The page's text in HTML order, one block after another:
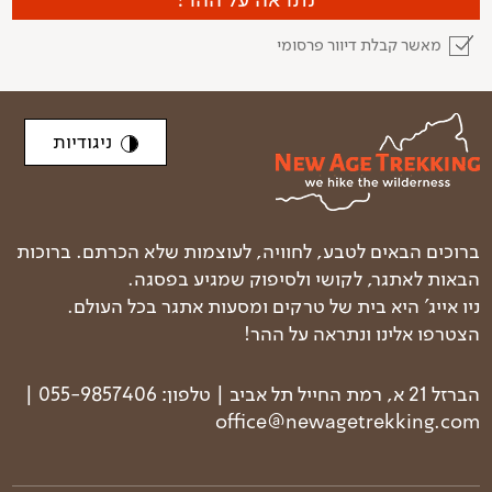
אין כיסוי ביטוחי לרכוש פרטי, רכבים ותאונות דרכים, מצב
רפואי קודם לטיול. הביטוח חל על המדריך (ולא על
המטייל) בגין תביעות נגדו. זאת בתנאי שהמטייל מילא את
טופס הרישום, הגיע ביום הטיול עם הציוד הנדרש ובמצב
רפואי תקין והתנהל בצורה סבירה במהלך הטיול.
מדיניות ביטולים
אשראי של המקדמה (2%).
מ-70 יום לפני תאריך היציאה אין החזר של המקדמה.
מ-50 יום לפני תאריך היציאה יחויב סכום של 60% מעלות
הטרק.
מעלות הטרק.
אין החזר כספי החל מ-25 ימים לפני תאריך היציאה.
המונעים את היציאה לטרק (בשלמותו או בחלקו), ייתכן
מאשר קבלת דיוור פרסומי
ברוכים הבאים לטבע, לחוויה, לעוצמות שלא הכרתם. ברוכות
הבאות לאתגר, לקושי ולסיפוק שמגיע בפסגה.
ניו אייג' היא בית של טרקים ומסעות אתגר בכל העולם.
הצטרפו אלינו ונתראה על ההר!
הברזל 21 א, רמת החייל תל אביב | טלפון: 055-9857406 |
office@newagetrekking.com
ניגודיות